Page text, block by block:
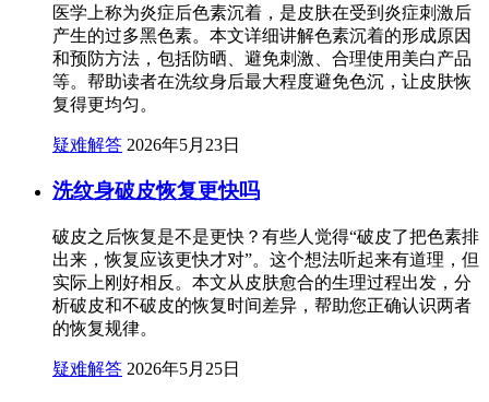
医学上称为炎症后色素沉着，是皮肤在受到炎症刺激后
产生的过多黑色素。本文详细讲解色素沉着的形成原因
和预防方法，包括防晒、避免刺激、合理使用美白产品
等。帮助读者在洗纹身后最大程度避免色沉，让皮肤恢
复得更均匀。
疑难解答 2026年5月23日
洗纹身破皮恢复更快吗
破皮之后恢复是不是更快？有些人觉得“破皮了把色素排
出来，恢复应该更快才对”。这个想法听起来有道理，但
实际上刚好相反。本文从皮肤愈合的生理过程出发，分
析破皮和不破皮的恢复时间差异，帮助您正确认识两者
的恢复规律。
疑难解答 2026年5月25日